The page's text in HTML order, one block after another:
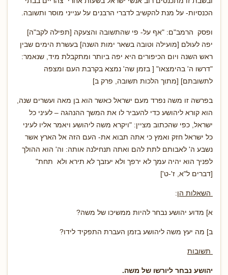
הכנסיות- על מנת להקשיב לדברי הרבנים על ענייני מוסר ותשובה.
ופסק הרמב"ם: "אף על- פי שהתשובה והצעקה [תפילה לקב"ה]
יפה לעולם [מועילה וטובה בשאר ימות השנה] בעשרת הימים שבין
ראש השנה ויום הכיפורים היא יפה ביותר ומתקבלת מיד, שנאמר:
"דרשו ה' בהימצאו" [ בזמן שה' נמצא בקרבת העם ומצפה
לתשובתם] [מתוך הלכות תשובה, פרק ב]
בפרשה זו משה נפרד מעם ישראל כאשר הוא בן מאה ועשרים שנה,
הוא קורא ליהושע כדי להעביר לו את המשך ההנהגה – לעיני כל
ישראל, כפי שהכתוב מציין: "ויקרא משה ליהושע ויאמר אליו לעיני
כל ישראל חזק ואמץ כי אתה תבוא את- העם הזה אל הארץ אשר
נשבע ה' לאבותם לתת להם ואתה תנחילנה אותה: וה' הוא ההולך
לפניך הוא יהיה עמך לא ירפך ולא יעזבך לא תירא ולא תחת"
[דברים ל"א, ז'-ט']
השאלות הן:
א] מדוע יהושע נבחר להיות ממשיכו של משה?
ב] מה יעץ משה ליהושע בזמן העברת התפקיד לידו?
תשובות
יהושע נבחר ליורשו של משה.